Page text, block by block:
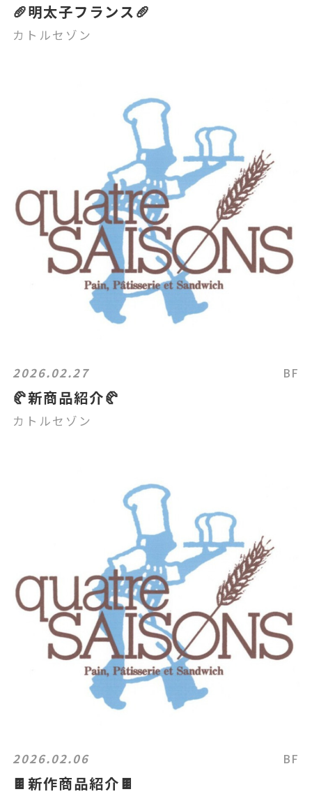
🥖明太子フランス🥖
カトルセゾン
2026.02.27 BF
🥐新商品紹介🥐
カトルセゾン
2026.02.06 BF
🍫新作商品紹介🍫